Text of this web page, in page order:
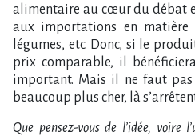
alimentaire au cœur du débat
aux importations en
légumes, etc. Donc, si le
prix comparable, il
important. Mais il ne faut
beaucoup plus cher, là
Que pensez-vous de l’idée, voire